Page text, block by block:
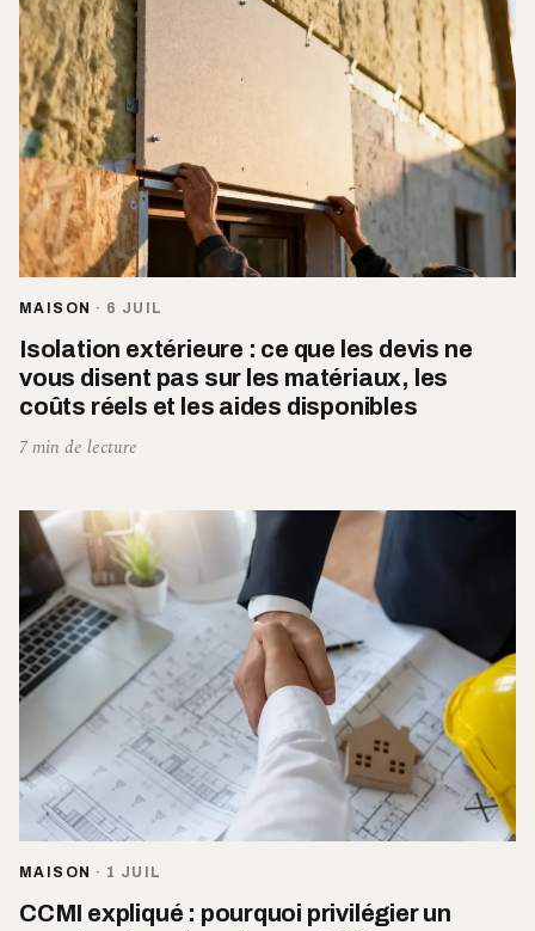
MAISON · 6 JUIL
Isolation extérieure : ce que les devis ne
vous disent pas sur les matériaux, les
coûts réels et les aides disponibles
7 min de lecture
MAISON · 1 JUIL
CCMI expliqué : pourquoi privilégier un